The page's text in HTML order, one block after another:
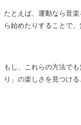
たとえば、運動なら音
ら始めたりすることで
もし、これらの方法で
り」の楽しさを見つける